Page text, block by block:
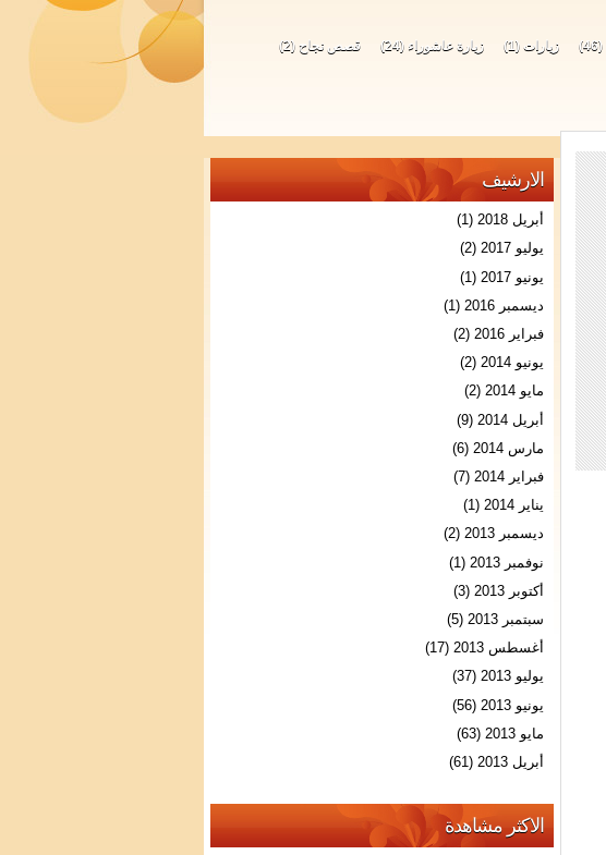
(46) زيارات (1) زيارة عاشوراء (24) قصص نجاح (2)
الارشيف
أبريل 2018
(1)
يوليو 2017
(2)
يونيو 2017
(1)
ديسمبر 2016
(1)
فبراير 2016
(2)
يونيو 2014
(2)
مايو 2014
(2)
أبريل 2014
(9)
مارس 2014
(6)
فبراير 2014
(7)
يناير 2014
(1)
ديسمبر 2013
(2)
نوفمبر 2013
(1)
أكتوبر 2013
(3)
سبتمبر 2013
(5)
أغسطس 2013
(17)
يوليو 2013
(37)
يونيو 2013
(56)
مايو 2013
(63)
أبريل 2013
(61)
الاكثر مشاهدة